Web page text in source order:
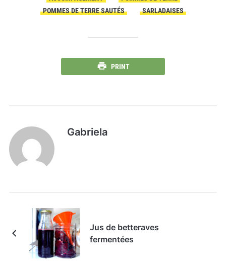
POMMES DE TERRE SAUTÉS
SARLADAISES
PRINT
Gabriela
Jus de betteraves
fermentées